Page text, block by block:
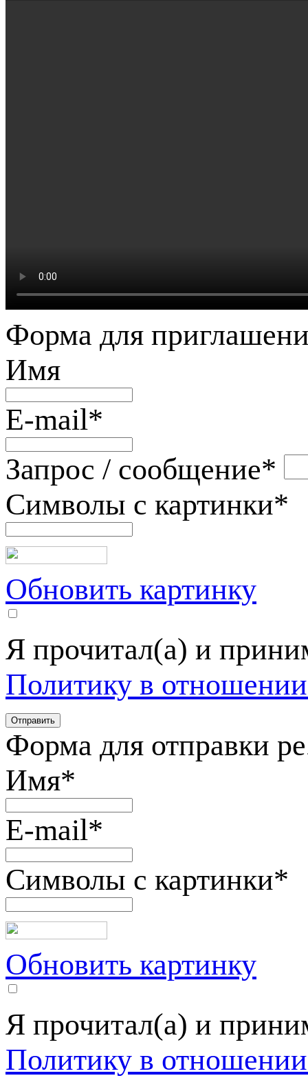
Форма для
Имя
E-mail*
Запрос / сообщение*
Символы с картинки*
Обновить картинку
Я прочитал(а) и
Политику в
Форма для отправки
Имя*
E-mail*
Символы с картинки*
Обновить картинку
Я прочитал(а) и
Политику в